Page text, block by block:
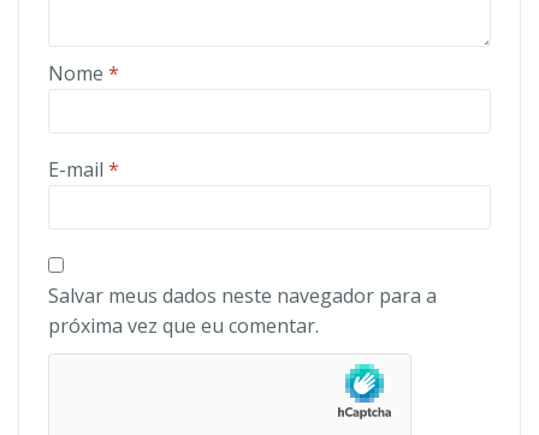
Nome *
E-mail *
Salvar meus dados neste navegador para a
próxima vez que eu comentar.